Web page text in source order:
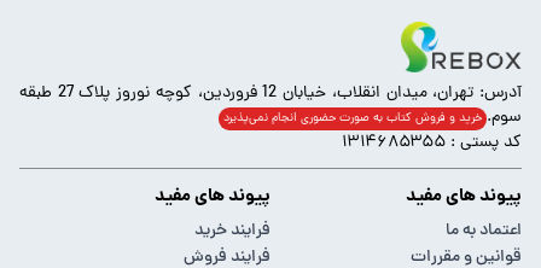
آدرس: تهران، میدان انقلاب، خیابان 12 فروردین، کوچه نوروز پلاک 27 طبقه
سوم. خرید و فروش کتاب به صورت حضوری انجام‌ نمی‌پذیرد
کد پستی : ۱۳۱۴۶۸۵۳۵۵
پیوند های مفید
اعتماد به ما
قوانین و مقررات
پیوند های مفید
فرایند خرید
فرایند فروش